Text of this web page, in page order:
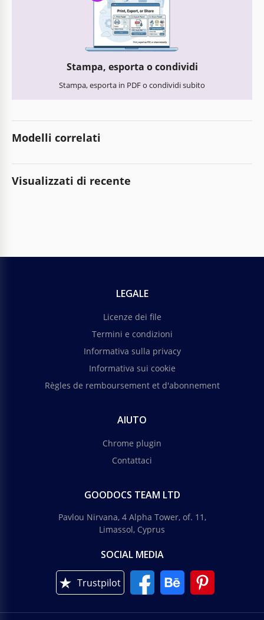
Stampa, esporta o condividi
Stampa, esporta in PDF o condividi subito
Modelli correlati
Visualizzati di recente
LEGALE
Licenze dei file
Termini e condizioni
Informativa sulla privacy
Informativa sui cookie
Règles de remboursement et d'abonnement
AIUTO
Chrome plugin
Contattaci
GOODOCS TEAM LTD
Pavlou Nirvana, 4 Alpha Tower, of. 11,
Limassol, Cyprus
SOCIAL MEDIA
Trustpilot